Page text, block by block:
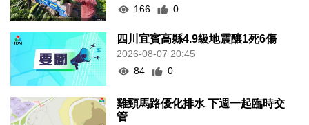
166
0
四川宜賓高縣4.9級地震釀1死6傷
2026-08-07 20:45
84
0
雞頸馬路優化排水 下週一起臨時交
管